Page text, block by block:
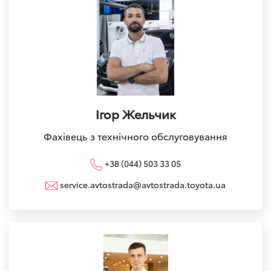
Ігор Жельчик
Фахівець з технічного обслуговування
+38 (044) 503 33 05
service.avtostrada@avtostrada.toyota.ua